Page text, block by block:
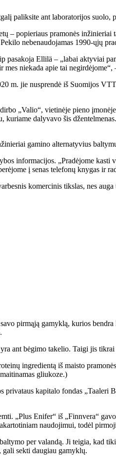
paliksite ant laboratorijos
– popieriaus pramonės
nebenaudojamas 1990-ųjų
Ellilä – „labai aktyviai
niekada apie tai negirdėjome“,
m. jie nusprendė iš Suomijos
„Valio“, vietinėje pieno
dalyvavo šis
gamino alternatyvius
informacijos. „Pradėjome
į senas telefonų knygas ir
komercinis tikslas, nes
pirmąją gamyklą, kurios
ant bėgimo takelio. Taigi jis
ingredientą iš maisto
gliukoze.)
kapitalo fondas
„Plus Enifer“ iš „Finnvera“
naudojimui, todėl
per valandą. Ji teigia, kad
gali sekti daugiau gamyklų.